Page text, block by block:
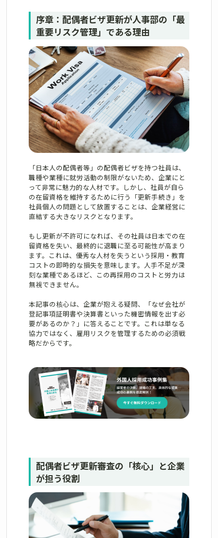
序章：配偶者ビザ更新が人事部の「最
重要リスク管理」である理由
「日本人の配偶者等」の配偶者ビザを持つ社員は、
職種や業種に就労活動の制限がないため、企業にと
って非常に魅力的な人材です。しかし、社員が自ら
の在留資格を維持するために行う「更新手続き」を
社員個人の問題として放置することは、企業経営に
直結する大きなリスクとなります。
もし更新が不許可になれば、その社員は日本での在
留資格を失い、最終的に退職に至る可能性が高まり
ます。これは、優秀な人材を失うという採用・教育
コストの即時的な損失を意味します。人手不足が深
刻な業種であるほど、この再採用のコストと労力は
無視できません。
本記事の核心は、企業が抱える疑問、「なぜ会社が
登記事項証明書や決算書といった機密情報を出す必
要があるのか？」に答えることです。これは単なる
協力ではなく、雇用リスクを管理するための必須戦
略だからです。
配偶者ビザ更新審査の「核心」と企業
が担う役割